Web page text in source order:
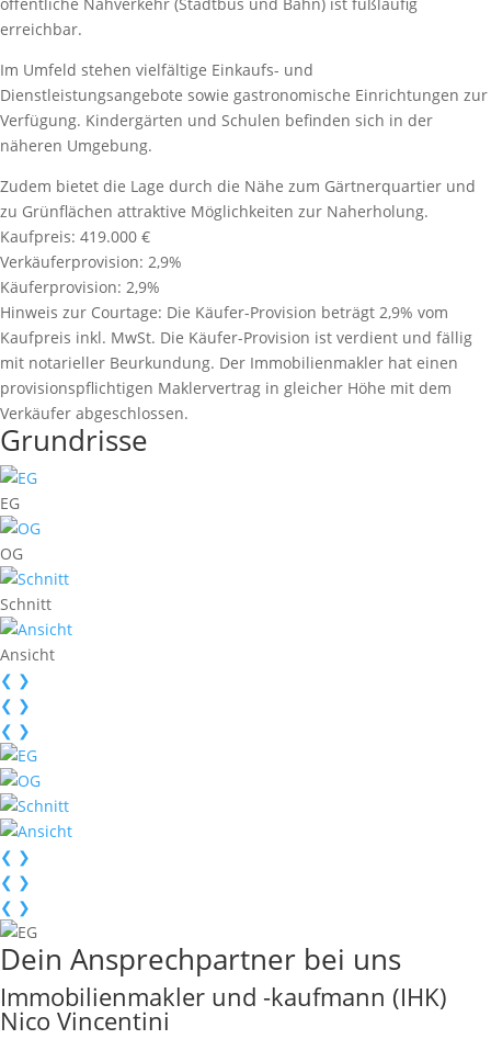
erreichbar.
Im Umfeld stehen vielfältige Einkaufs- und
Dienstleistungsangebote sowie gastronomische Einrichtungen zur
Verfügung. Kindergärten und Schulen befinden sich in der
näheren Umgebung.
Zudem bietet die Lage durch die Nähe zum Gärtnerquartier und
zu Grünflächen attraktive Möglichkeiten zur Naherholung.
Kaufpreis: 419.000 €
Verkäuferprovision: 2,9%
Käuferprovision: 2,9%
Hinweis zur Courtage: Die Käufer-Provision beträgt 2,9% vom
Kaufpreis inkl. MwSt. Die Käufer-Provision ist verdient und fällig
mit notarieller Beurkundung. Der Immobilienmakler hat einen
provisionspﬂichtigen Maklervertrag in gleicher Höhe mit dem
Verkäufer abgeschlossen.
Grundrisse
EG
OG
Schnitt
Ansicht
❮ ❯
❮ ❯
❮ ❯
❮ ❯
❮ ❯
❮ ❯
Dein Ansprechpartner bei uns
Immobilienmakler und -kaufmann (IHK)
Nico Vincentini